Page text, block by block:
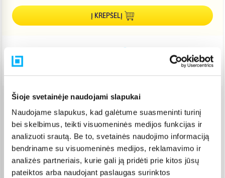
Šioje svetainėje naudojami slapukai
Naudojame slapukus, kad galėtume suasmeninti turinį
bei skelbimus, teikti visuomeninės medijos funkcijas ir
analizuoti srautą. Be to, svetainės naudojimo informaciją
bendriname su visuomeninės medijos, reklamavimo ir
analizės partneriais, kurie gali ją pridėti prie kitos jūsų
pateiktos arba naudojant paslaugas surinktos
Į KREPŠELĮ
Venipak paštomatas ( 2,39 €
Pristato ir šeštadienį
Rugpjūtis 12d. - Rugpjūtis 17d.
Venipak kurjeris (2,99 €)
Rugpjūtis 12d. - Rugpjūtis 17d.
Omniva paštomatas 2,39 €)